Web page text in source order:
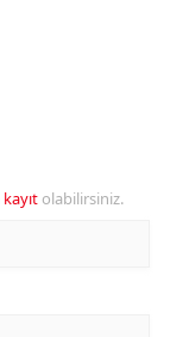
kayıt olabilirsiniz.